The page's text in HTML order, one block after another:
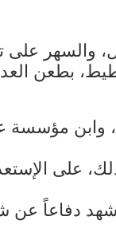
والسهر على
بطعن
وابن
على
دفاعاً